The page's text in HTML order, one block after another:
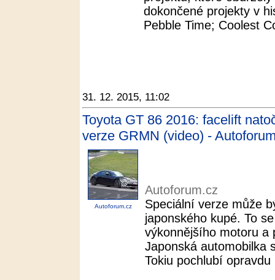
dokončené projekty v
Pebble Time; Coolest
31. 12. 2015, 11:02
Toyota GT 86 2016: facelift
verze GRMN (video) -
Autoforum.cz
Autoforum.cz
Speciální verze může
japonského kupé. To
výkonnějšího motoru a
Japonská automobilka
Tokiu pochlubí